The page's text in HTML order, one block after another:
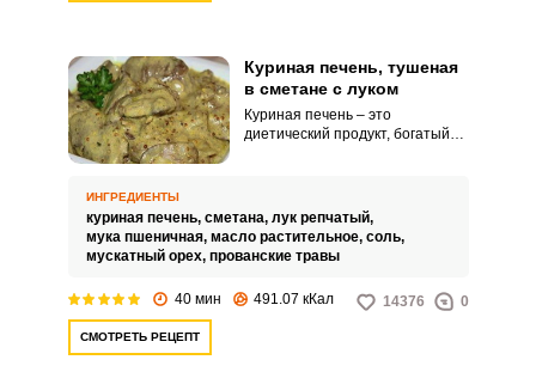
Куриная печень, тушеная
в сметане с луком
Куриная печень – это
диетический продукт, богатый
приготовить его вкусно можно
очень просто по этому рецепту.
ИНГРЕДИЕНТЫ
куриная печень, сметана, лук репчатый,
мука пшеничная, масло растительное, соль,
мускатный орех, прованские травы
40 мин 491.07 кКал 14376 0
СМОТРЕТЬ РЕЦЕПТ